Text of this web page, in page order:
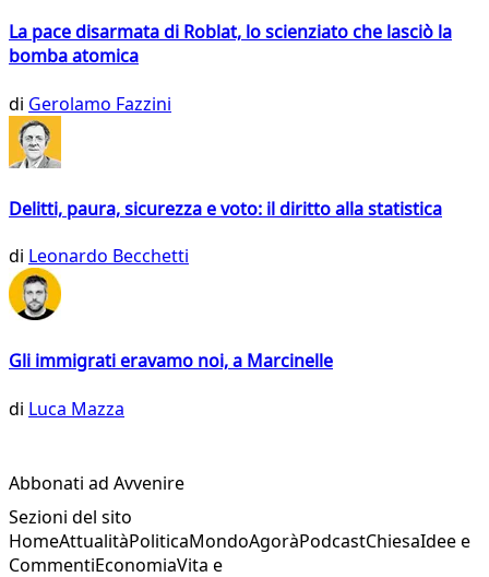
La pace disarmata di Roblat, lo scienziato che lasciò la
bomba atomica
di Gerolamo Fazzini
Delitti, paura, sicurezza e voto: il diritto alla statistica
di Leonardo Becchetti
Gli immigrati eravamo noi, a Marcinelle
di Luca Mazza
Abbonati ad Avvenire
Sezioni del sito
HomeAttualitàPoliticaMondoAgoràPodcastChiesaIdee e
CommentiEconomiaVita e